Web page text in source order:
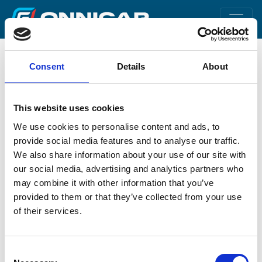
Consent Details About
This website uses cookies
We use cookies to personalise content and ads, to
provide social media features and to analyse our traffic.
We also share information about your use of our site with
our social media, advertising and analytics partners who
may combine it with other information that you’ve
provided to them or that they’ve collected from your use
of their services.
Nos services
Logistique
Livraison des transformations en “prêt-à-
brider” correctement emballées dans vos
sites par tout le territoire national et à
l'étranger;
sites sur transporteur de voitures;